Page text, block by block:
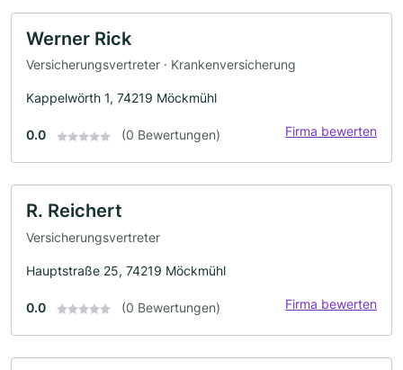
Werner Rick
Versicherungsvertreter · Krankenversicherung
Kappelwörth 1, 74219 Möckmühl
0.0 (0 Bewertungen) Firma bewerten
R. Reichert
Versicherungsvertreter
Hauptstraße 25, 74219 Möckmühl
0.0 (0 Bewertungen) Firma bewerten